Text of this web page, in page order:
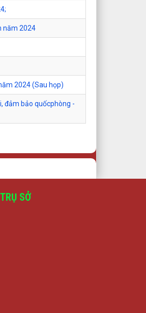
năm 2024
2024 (Sau họp)
đảm bảo quốcphòng -
SỞ